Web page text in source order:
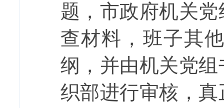
题，市政府机关
查材料，班子其
纲，并由机关党
织部进行审核，